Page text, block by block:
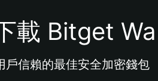
載 Bitget
信賴的最佳安全加密錢包